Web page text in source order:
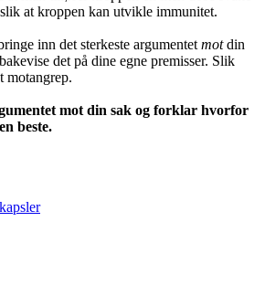
at kroppen kan utvikle immunitet.
inn det sterkeste argumentet motdin
det på dine egne premisser. Slik
motangrep.
mot din sak og forklar hvorfor
beste.